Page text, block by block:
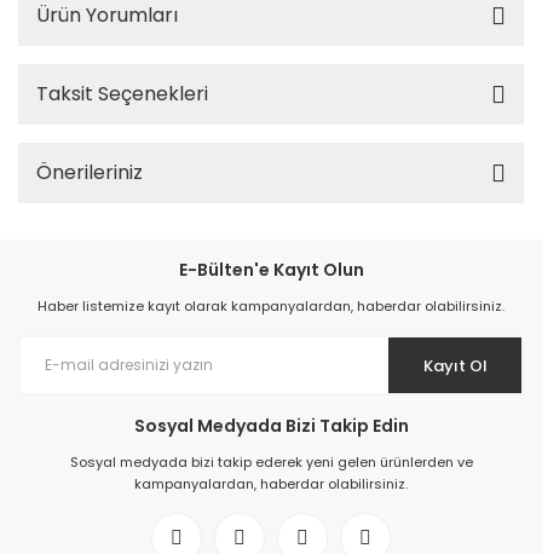
Ürün Yorumları
Taksit Seçenekleri
Önerileriniz
E-Bülten'e Kayıt Olun
Haber listemize kayıt olarak kampanyalardan, haberdar olabilirsiniz.
Kayıt Ol
Sosyal Medyada Bizi Takip Edin
Sosyal medyada bizi takip ederek yeni gelen ürünlerden ve
kampanyalardan, haberdar olabilirsiniz.